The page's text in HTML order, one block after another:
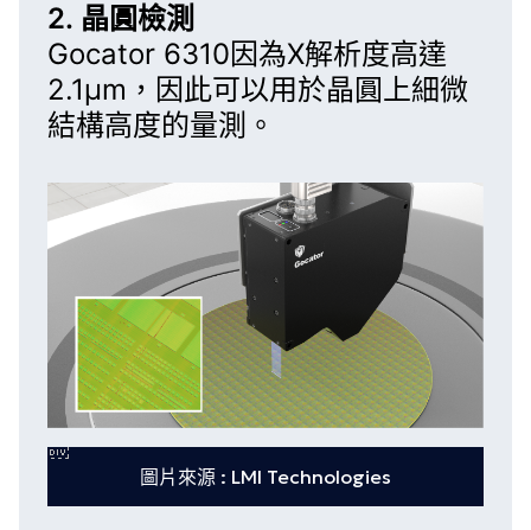
2. 晶圓檢測
Gocator 6310因為X解析度高達
2.1µm，因此可以用於晶圓上細微
結構高度的量測。
圖片來源 : LMI Technologies